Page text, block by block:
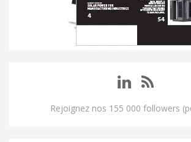
Rejoignez nos 155 000 followers